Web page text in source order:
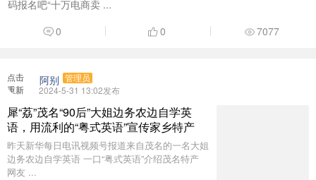
码报名吧“十万电商卖 ...
0
0 7077
点击
重新
阿别 管理员
2024-5-31 13:02发布
犀“荔”茂名“90后”大姐边务农边自学英
语，用流利的“粤式英语”宣传家乡特产
昨天新华每日电讯视频号报道来自茂名的一名大姐
边务农边自学英语 一口“粤式英语”介绍茂名特产
网友 ...